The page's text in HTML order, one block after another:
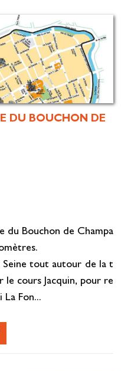
DU BOUCHON DE
du Bouchon de Champa
Seine tout autour de la t
le cours Jacquin, pour re
Fon...